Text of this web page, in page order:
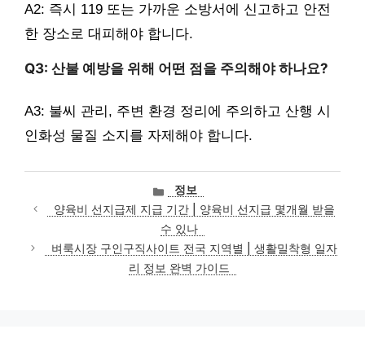
A2: 즉시 119 또는 가까운 소방서에 신고하고 안전
한 장소로 대피해야 합니다.
Q3: 산불 예방을 위해 어떤 점을 주의해야 하나요?
A3: 불씨 관리, 주변 환경 정리에 주의하고 산행 시
인화성 물질 소지를 자제해야 합니다.
카
테
고
리
정보
양육비 선지급제 지급 기간 | 양육비 선지급 몇개월 받을
수 있나
벼룩시장 구인구직사이트 전국 지역별 | 생활밀착형 일자
리 정보 완벽 가이드